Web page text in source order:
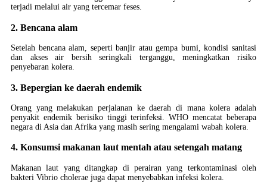
terjadi melalui air yang tercemar feses.
2. Bencana alam
Setelah bencana alam, seperti banjir atau gempa bumi, kondisi sanitasi
dan akses air bersih seringkali terganggu, meningkatkan risiko
penyebaran kolera.
3. Bepergian ke daerah endemik
Orang yang melakukan perjalanan ke daerah di mana kolera adalah
penyakit endemik berisiko tinggi terinfeksi. WHO mencatat beberapa
negara di Asia dan Afrika yang masih sering mengalami wabah kolera.
4. Konsumsi makanan laut mentah atau setengah matang
Makanan laut yang ditangkap di perairan yang terkontaminasi oleh
bakteri Vibrio cholerae juga dapat menyebabkan infeksi kolera.